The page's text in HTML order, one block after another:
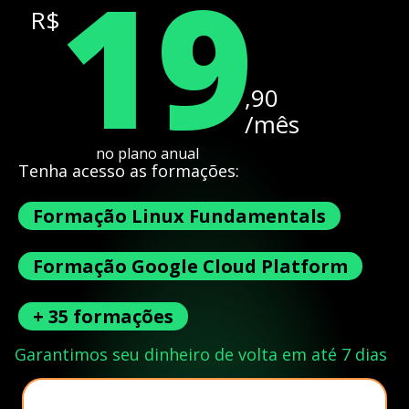
R$ 19,90
/mês
no plano anual
Tenha acesso as formações:
Formação Linux Fundamentals
Formação Google Cloud Platform
+ 35 formações
Garantimos seu dinheiro de volta em até 7 dias